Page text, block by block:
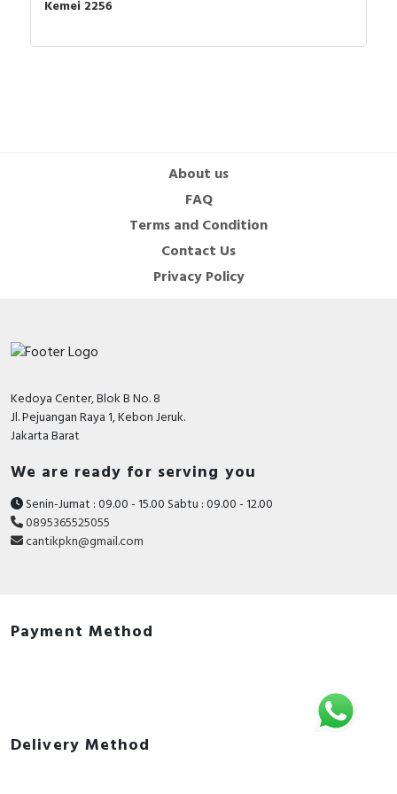
Waktu pengisian daya: Pengisian daya sepenuhnya cepat dalam 2
1 x Protective cover
1 x Bottle of oil
Kemei 2256
About us
FAQ
Terms and Condition
Contact Us
Privacy Policy
Kedoya Center, Blok B No. 8
Jl. Pejuangan Raya 1, Kebon Jeruk.
Jakarta Barat
We are ready for serving you
Senin-Jumat : 09.00 - 15.00 Sabtu : 09.00 - 12.00
0895365525055
cantikpkn@gmail.com
Payment Method
Delivery Method